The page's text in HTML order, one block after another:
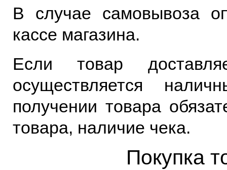
В случае самовывоза
кассе магазина.
Если товар
осуществляется
получении товара
товара, наличие чека.
Покупка